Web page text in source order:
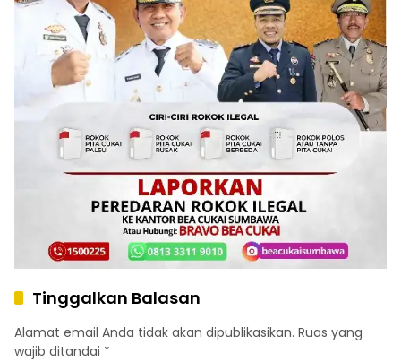
Tinggalkan Balasan
Alamat email Anda tidak akan dipublikasikan. Ruas yang
wajib ditandai *